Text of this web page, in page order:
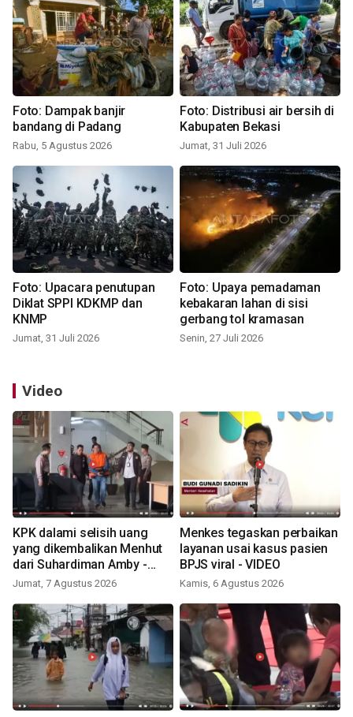
Foto: Dampak banjir
bandang di Padang
Rabu, 5 Agustus 2026
Foto: Distribusi air bersih di
Kabupaten Bekasi
Jumat, 31 Juli 2026
Foto: Upacara penutupan
Diklat SPPI KDKMP dan
KNMP
Jumat, 31 Juli 2026
Foto: Upaya pemadaman
kebakaran lahan di sisi
gerbang tol kramasan
Senin, 27 Juli 2026
Video
KPK dalami selisih uang
yang dikembalikan Menhut
dari Suhardiman Amby -
VIDEO
Jumat, 7 Agustus 2026
Menkes tegaskan perbaikan
layanan usai kasus pasien
BPJS viral - VIDEO
Kamis, 6 Agustus 2026